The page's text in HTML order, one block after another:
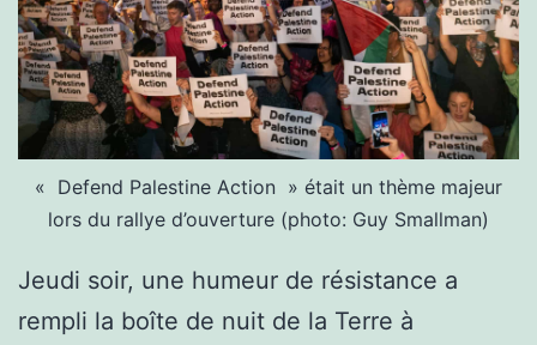
« Defend Palestine Action » était un thème majeur
lors du rallye d’ouverture (photo: Guy Smallman)
Jeudi soir, une humeur de résistance a
rempli la boîte de nuit de la Terre à